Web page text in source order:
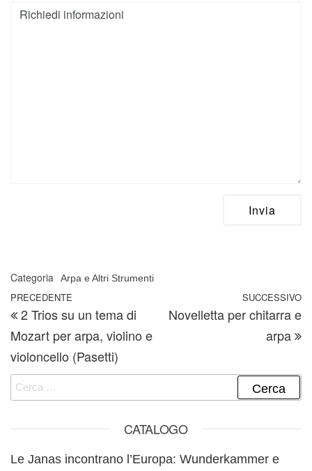
Categoria Arpa e Altri Strumenti
Navigazione articoli
Articolo precedente
PRECEDENTE
2 Trios su un tema di
Mozart per arpa, violino e
violoncello (Pasetti)
SUCCESSIVO
Novelletta per chitarra e
arpa
Ricerca per:
CATALOGO
Le Janas incontrano l’Europa: Wunderkammer e